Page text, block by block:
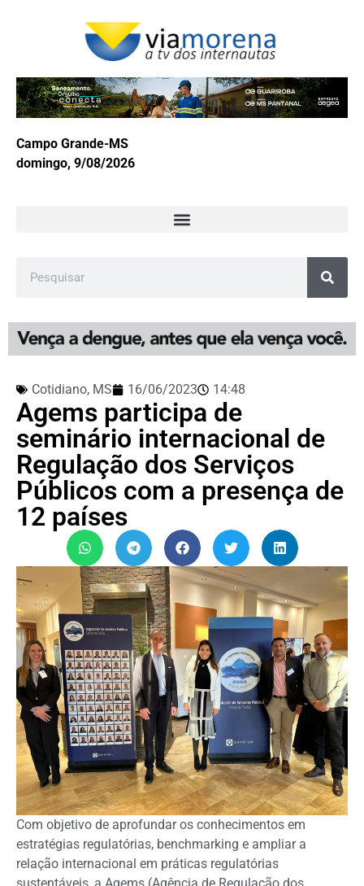
Campo Grande-MS
domingo, 9/08/2026
Cotidiano, MS 16/06/2023 14:48
Agems participa de
seminário internacional de
Regulação dos Serviços
Públicos com a presença de
12 países
Com objetivo de aprofundar os conhecimentos em
estratégias regulatórias, benchmarking e ampliar a
relação internacional em práticas regulatórias
sustentáveis, a Agems (Agência de Regulação dos